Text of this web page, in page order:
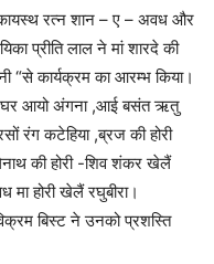
कायस्थ रत्न शान – ए – अवध और
प्रीति लाल ने मां शारदे की
“से कार्यक्रम का आरम्भ किया।
आयो अंगना ,आई बसंत ऋतु
रंग कटेहिया ,ब्रज की होरी
की होरी -शिव शंकर खेलैं
मा होरी खेलैं रघुबीरा।
बिस्ट ने उनको प्रशस्ति